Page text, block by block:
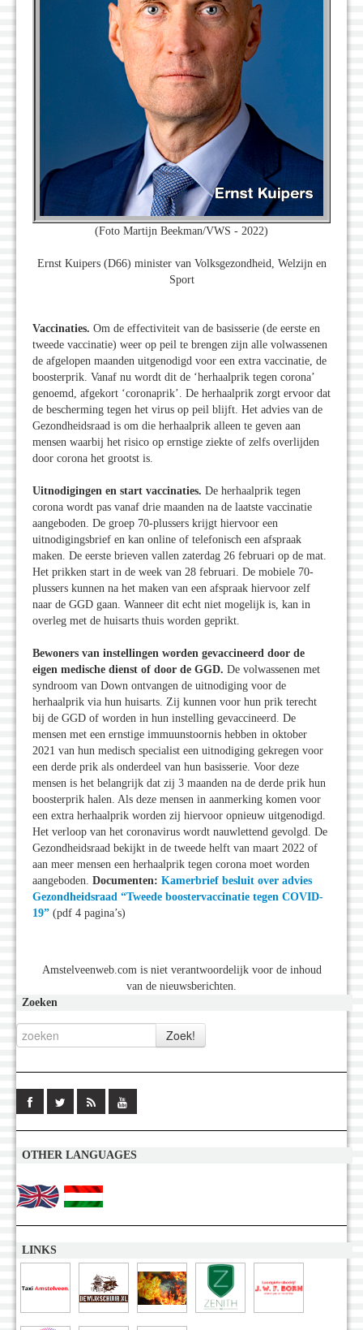
(Foto Martijn Beekman/VWS - 2022)
Ernst Kuipers (D66) minister van Volksgezondheid, Welzijn en
Sport
Vaccinaties. Om de effectiviteit van de basisserie (de eerste en
tweede vaccinatie) weer op peil te brengen zijn alle volwassenen
de afgelopen maanden uitgenodigd voor een extra vaccinatie, de
boosterprik. Vanaf nu wordt dit de ‘herhaalprik tegen corona’
genoemd, afgekort ‘coronaprik’. De herhaalprik zorgt ervoor dat
de bescherming tegen het virus op peil blijft. Het advies van de
Gezondheidsraad is om die herhaalprik alleen te geven aan
mensen waarbij het risico op ernstige ziekte of zelfs overlijden
door corona het grootst is.
Uitnodigingen en start vaccinaties. De herhaalprik tegen
corona wordt pas vanaf drie maanden na de laatste vaccinatie
aangeboden. De groep 70-plussers krijgt hiervoor een
uitnodigingsbrief en kan online of telefonisch een afspraak
maken. De eerste brieven vallen zaterdag 26 februari op de mat.
Het prikken start in de week van 28 februari. De mobiele 70-
plussers kunnen na het maken van een afspraak hiervoor zelf
naar de GGD gaan. Wanneer dit echt niet mogelijk is, kan in
overleg met de huisarts thuis worden geprikt.
Bewoners van instellingen worden gevaccineerd door de
eigen medische dienst of door de GGD. De volwassenen met
syndroom van Down ontvangen de uitnodiging voor de
herhaalprik via hun huisarts. Zij kunnen voor hun prik terecht
bij de GGD of worden in hun instelling gevaccineerd. De
mensen met een ernstige immuunstoornis hebben in oktober
2021 van hun medisch specialist een uitnodiging gekregen voor
een derde prik als onderdeel van hun basisserie. Voor deze
mensen is het belangrijk dat zij 3 maanden na de derde prik hun
boosterprik halen. Als deze mensen in aanmerking komen voor
een extra herhaalprik worden zij hiervoor opnieuw uitgenodigd.
Het verloop van het coronavirus wordt nauwlettend gevolgd. De
Gezondheidsraad bekijkt in de tweede helft van maart 2022 of
aan meer mensen een herhaalprik tegen corona moet worden
aangeboden. Documenten: Kamerbrief besluit over advies
Gezondheidsraad “Tweede boostervaccinatie tegen COVID-
19” (pdf 4 pagina’s)
Amstelveenweb.com is niet verantwoordelijk voor de inhoud
van de nieuwsberichten.
Zoeken
OTHER LANGUAGES
LINKS